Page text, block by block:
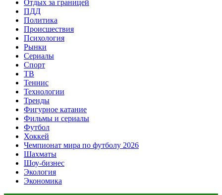
Отдых за границей
ПДД
Политика
Происшествия
Психология
Рынки
Сериалы
Спорт
ТВ
Теннис
Технологии
Тренды
Фигурное катание
Фильмы и сериалы
Футбол
Хоккей
Чемпионат мира по футболу 2026
Шахматы
Шоу-бизнес
Экология
Экономика